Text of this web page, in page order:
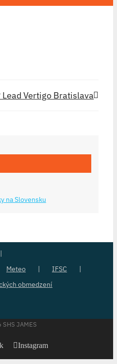
Lead Vertigo Bratislava
na Slovensku
Meteo
IFSC
obmedzení
SHS JAMES
Instagram